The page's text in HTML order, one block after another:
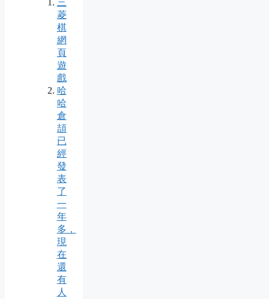
三
菱
棋
網
頁
遊
戲
哈
哈
倉
頡
已
經
發
表
了
一
年
多，
現
在
還
有
人